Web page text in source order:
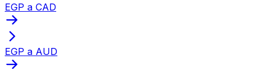
EGP a CAD
EGP a AUD